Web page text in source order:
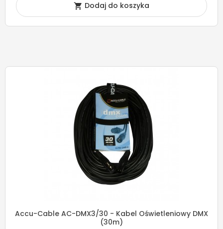
 Dodaj do koszyka
Accu-Cable AC-DMX3/30 - Kabel Oświetleniowy DMX
(30m)